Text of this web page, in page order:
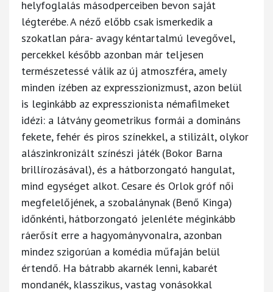
helyfoglalás másodperceiben bevon saját
légterébe. A néző előbb csak ismerkedik a
szokatlan pára- avagy kéntartalmú levegővel,
percekkel később azonban már teljesen
természetessé válik az új atmoszféra, amely
minden ízében az expresszionizmust, azon belül
is leginkább az expresszionista némafilmeket
idézi: a látvány geometrikus formái a domináns
fekete, fehér és piros színekkel, a stilizált, olykor
alászinkronizált színészi játék (Bokor Barna
brillírozásával), és a hátborzongató hangulat,
mind egységet alkot. Cesare és Orlok gróf női
megfelelőjének, a szobalánynak (Benő Kinga)
időnkénti, hátborzongató jelenléte méginkább
ráerősít erre a hagyományvonalra, azonban
mindez szigorúan a komédia műfaján belül
értendő. Ha bátrabb akarnék lenni, kabarét
mondanék, klasszikus, vastag vonásokkal